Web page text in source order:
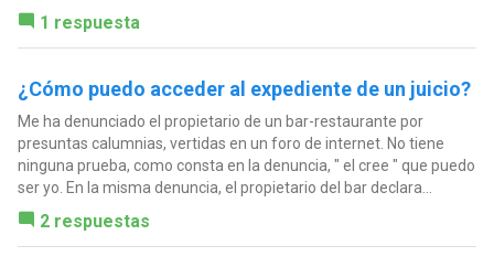
1 respuesta
¿Cómo puedo acceder al expediente de un juicio?
Me ha denunciado el propietario de un bar-restaurante por
presuntas calumnias, vertidas en un foro de internet. No tiene
ninguna prueba, como consta en la denuncia, " el cree " que puedo
ser yo. En la misma denuncia, el propietario del bar declara...
2 respuestas